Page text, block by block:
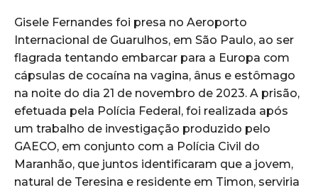
Gisele Fernandes foi presa no Aeroporto
Internacional de Guarulhos, em São Paulo, ao ser
flagrada tentando embarcar para a Europa com
cápsulas de cocaína na vagina, ânus e estômago
na noite do dia 21 de novembro de 2023. A prisão,
efetuada pela Polícia Federal, foi realizada após
um trabalho de investigação produzido pelo
GAECO, em conjunto com a Polícia Civil do
Maranhão, que juntos identificaram que a jovem,
natural de Teresina e residente em Timon, serviria